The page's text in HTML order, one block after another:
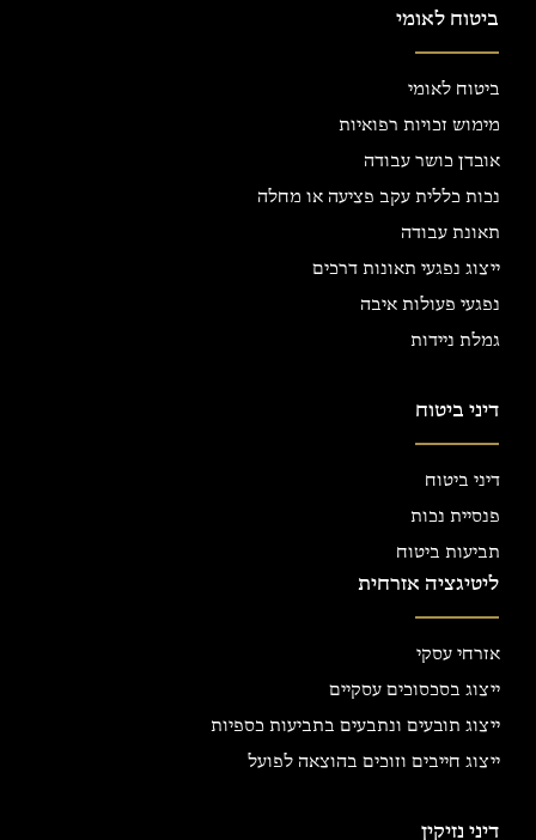
ביטוח לאומי
ביטוח לאומי
מימוש זכויות רפואיות
אובדן כושר עבודה
נכות כללית עקב פציעה או מחלה
תאונת עבודה
ייצוג נפגעי תאונות דרכים
נפגעי פעולות איבה
גמלת ניידות
דיני ביטוח
דיני ביטוח
פנסיית נכות
תביעות ביטוח
ליטיגציה אזרחית
אזרחי עסקי
ייצוג בסכסוכים עסקיים
ייצוג תובעים ונתבעים בתביעות כספיות
ייצוג חייבים וזוכים בהוצאה לפועל
דיני נזיקין